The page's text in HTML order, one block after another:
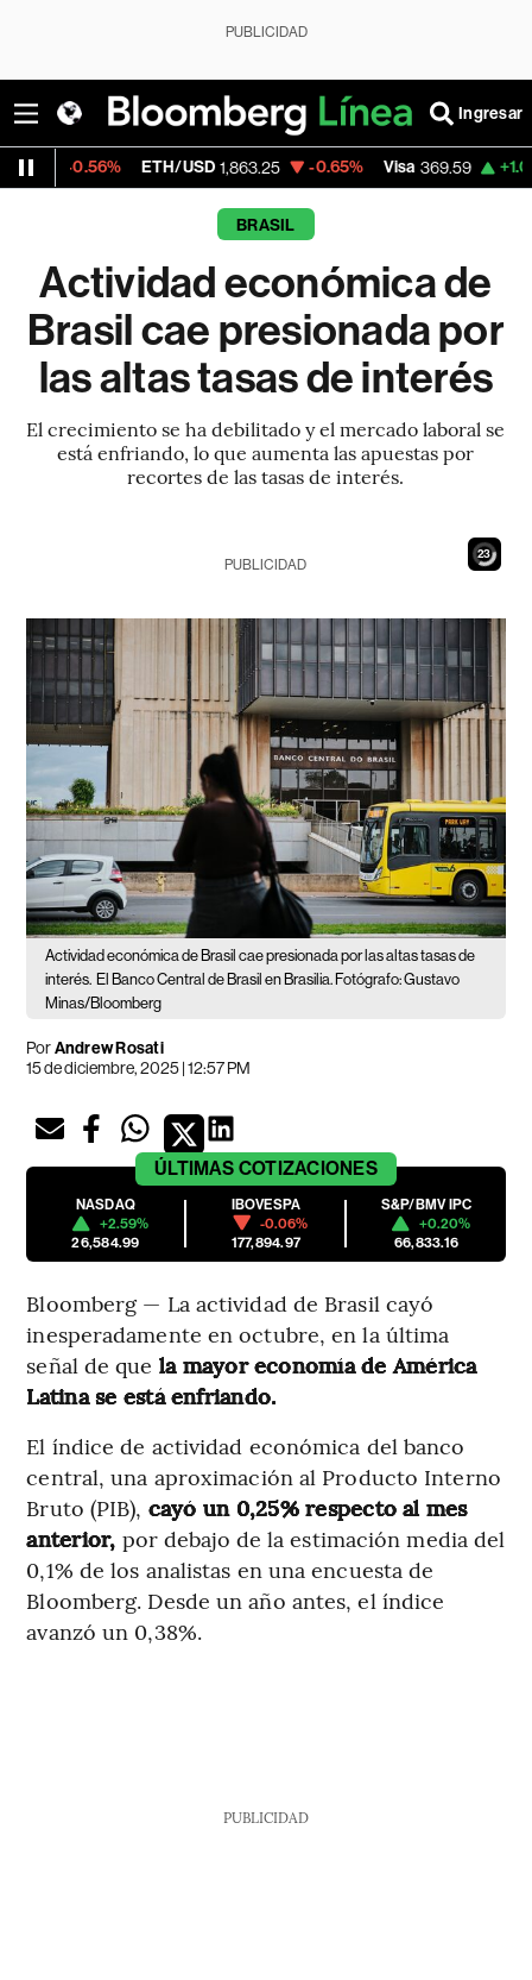
PUBLICIDAD
Ingresar
ETH/USD 1,863.25 -0.65% Visa 369.59 +1.07%
BRASIL
Actividad económica de
Brasil cae presionada por
las altas tasas de interés
El crecimiento se ha debilitado y el mercado laboral se
está enfriando, lo que aumenta las apuestas por
recortes de las tasas de interés.
21
PUBLICIDAD
Actividad económica de Brasil cae presionada por las altas tasas de
interés. El Banco Central de Brasil en Brasilia. Fotógrafo: Gustavo
Minas/Bloomberg
PorAndrew Rosati
15 de diciembre, 2025 | 12:57 PM
ÚLTIMAS COTIZACIONES
NASDAQ
+2.59%
26,584.99
IBOVESPA
-0.06%
177,894.97
S&P/BMV IPC
+0.20%
66,833.16
Bloomberg — La actividad de Brasil cayó
inesperadamente en octubre, en la última
señal de que la mayor economía de América
Latina se está enfriando.
El índice de actividad económica del banco
central, una aproximación al Producto Interno
Bruto (PIB), cayó un 0,25% respecto al mes
anterior, por debajo de la estimación media del
0,1% de los analistas en una encuesta de
Bloomberg. Desde un año antes, el índice
avanzó un 0,38%.
PUBLICIDAD